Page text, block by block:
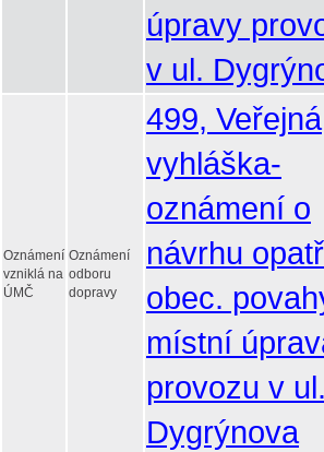
úpravy
v ul.
Oznámení
vzniklá na
ÚMČ
Oznámení
odboru
dopravy
499, Veřejná
vyhláška-
oznámení o
návrhu
obec.
místní
provozu v ul.
Dygrýnova